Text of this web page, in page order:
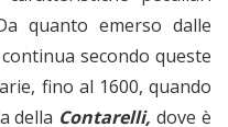
quanto emerso dalle
secondo queste
fino al 1600, quando
della Contarelli, dove è